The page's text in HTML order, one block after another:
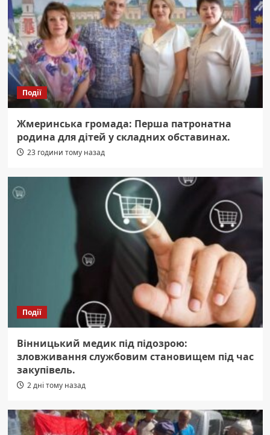
Події
Жмеринська громада: Перша патронатна
родина для дітей у складних обставинах.
23 години тому назад
Події
Вінницький медик під підозрою:
зловживання службовим становищем під час
закупівель.
2 дні тому назад